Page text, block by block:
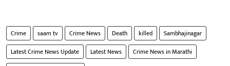
Crime saam tv Crime News Death killed
Sambhajinagar
Latest Crime News Update
Latest News
Crime News in Marathi